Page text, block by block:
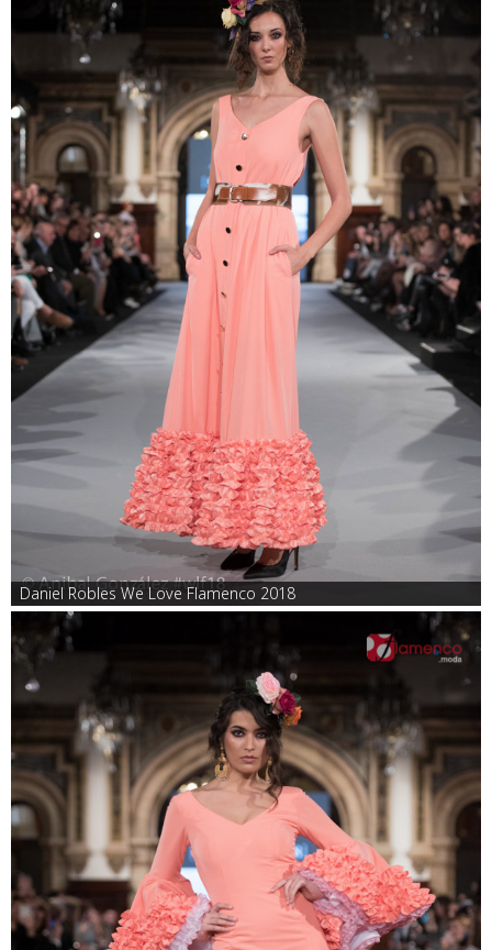
Daniel Robles We Love Flamenco 2018